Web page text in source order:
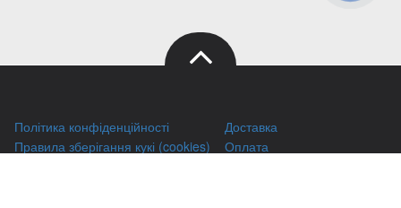
Політика конфіденційності
Правила зберігання кукі (cookies)
Доставка
Оплата